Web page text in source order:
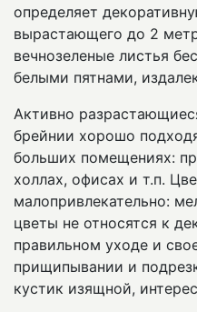
определяет
вырастающего до 2
вечнозеленые листья
белыми пятнами,
Активно
брейнии хорошо
больших помещениях:
холлах, офисах и т.п.
малопривлекательно:
цветы не относятся к
правильном уходе и
прищипывании и
кустик изящной,